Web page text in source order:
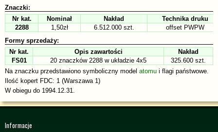
Znaczki:
Nr kat.
Nominał Nakład
Technika druku
2288
1,50zł 6.512.000 szt.
offset PWPW
Formy sprzedaży:
Nr kat.
Opis zawartości
Nakład
FS01
20 znaczków 2288 w układzie 4x5
325.600 szt.
Na znaczku przedstawiono symboliczny model atomu i flagi państwowe.
Ilość kopert FDC: 1 (Warszawa 1)
W obiegu do 1994.12.31.
Informacje